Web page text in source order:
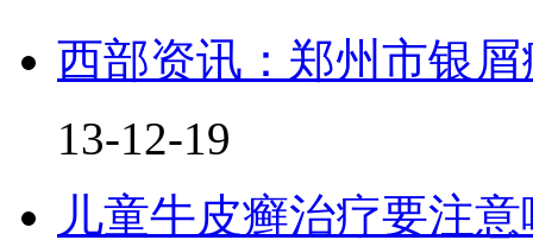
西部资讯：郑州市银
13-12-19
儿童牛皮癣治疗要注